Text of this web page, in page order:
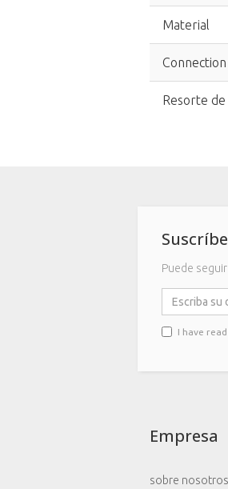
Material
Connection
Resorte
Puede
I have
Empresa
sobre nosotros